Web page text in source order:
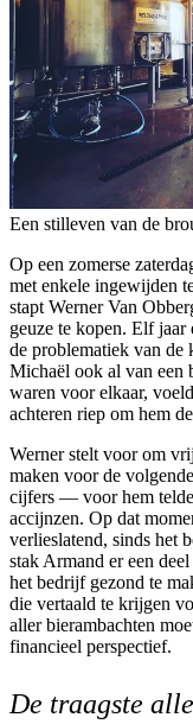
Een stilleven van de
Op een zomerse
met enkele ingewijden
stapt Werner Van
geuze te kopen. Elf
de problematiek van de
Michaël ook al van een
waren voor elkaar,
achteren riep om hem
Werner stelt voor om
maken voor de
cijfers — voor hem
accijnzen. Op dat
verlieslatend, sinds het
stak Armand er een
het bedrijf gezond te
die vertaald te krijgen
aller bierambachten
financieel perspectief.
De traagste